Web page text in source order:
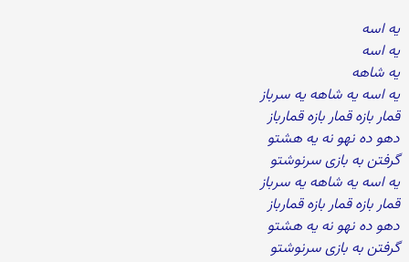
یه اسه
یه اسه
یه شاهه
یه اسه یه شاهه یه سرباز
قمار بازه قمار بازه قمارباز
دهو ده نهو نه یه هشتو
گرفتن به بازی سرنوشتو
یه اسه یه شاهه یه سرباز
قمار بازه قمار بازه قمارباز
دهو ده نهو نه یه هشتو
گرفتن به بازی سرنوشتو